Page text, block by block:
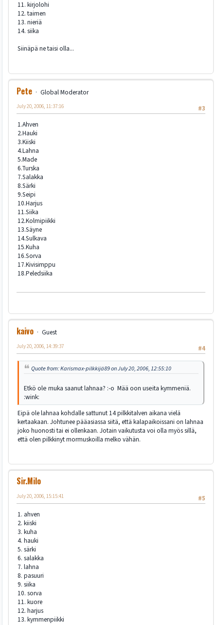
11. kirjolohi
12. taimen
13. nieriä
14. siika
Siinäpä ne taisi olla...
Pete
Global Moderator
#3
July 20, 2006, 11:37:16
1.Ahven
2.Hauki
3.Kiiski
4.Lahna
5.Made
6.Turska
7.Salakka
8.Särki
9.Seipi
10.Harjus
11.Siika
12.Kolmipiikki
13.Säyne
14.Sulkava
15.Kuha
16.Sorva
17.Kivisimppu
18.Peledsiika
kaivo
Guest
#4
July 20, 2006, 14:39:37
Quote from: Karismax-pilkkijä89 on July 20, 2006, 12:55:10
Etkö ole muka saanut lahnaa? :-o Mää oon useita kymmeniä.
:wink:
Eipä ole lahnaa kohdalle sattunut 14 pilkkitalven aikana vielä
kertaakaan. Johtunee pääasiassa siitä, että kalapaikoissani on lahnaa
joko huonosti tai ei ollenkaan. Jotain vaikutusta voi olla myös sillä,
että olen pilkkinyt mormuskoilla melko vähän.
Sir.Milo
#5
July 20, 2006, 15:15:41
1. ahven
2. kiiski
3. kuha
4. hauki
5. särki
6. salakka
7. lahna
8. pasuuri
9. siika
10. sorva
11. kuore
12. harjus
13. kymmenpiikki